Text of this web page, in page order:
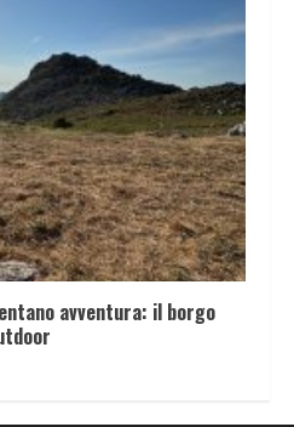
avventura: il borgo